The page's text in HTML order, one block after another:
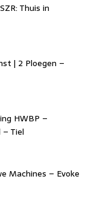
Thuis in
| 2 Ploegen –
HWBP –
Tiel
Machines – Evoke